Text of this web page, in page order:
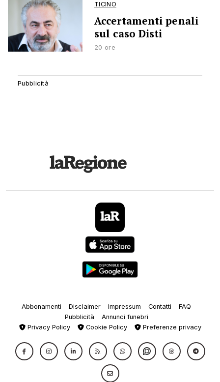
TICINO
Accertamenti penali
sul caso Disti
20 ore
Abbonamenti Disclaimer Impressum Contatti
FAQ
Pubblicità
Annunci funebri
Privacy Policy
Cookie Policy Preferenze privacy